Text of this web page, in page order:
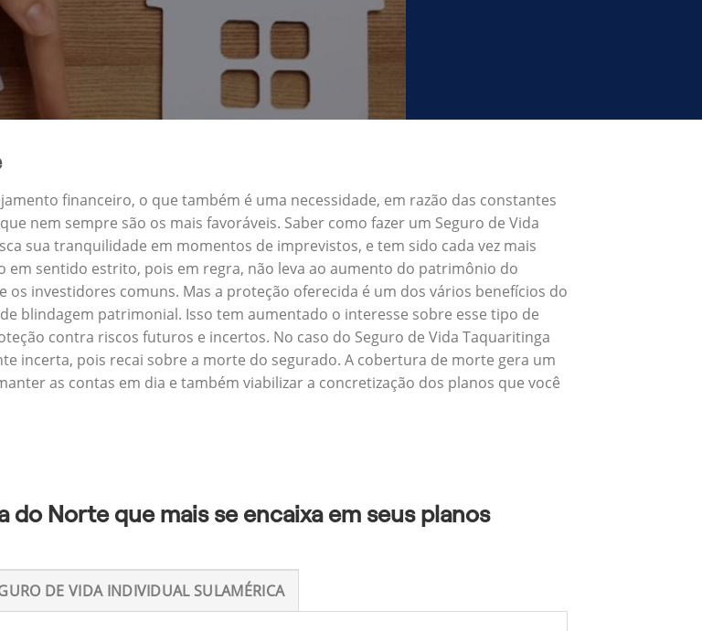
financeiro, o que também é uma necessidade, em razão das constantes
nem sempre são os mais favoráveis. Saber como fazer um Seguro de Vida
sua tranquilidade em momentos de imprevistos, e tem sido cada vez mais
sentido estrito, pois em regra, não leva ao aumento do patrimônio do
investidores comuns. Mas a proteção oferecida é um dos vários benefícios do
blindagem patrimonial. Isso tem aumentado o interesse sobre esse tipo de
contra riscos futuros e incertos. No caso do Seguro de Vida Taquaritinga
incerta, pois recai sobre a morte do segurado. A cobertura de morte gera um
as contas em dia e também viabilizar a concretização dos planos que você
do Norte que mais se encaixa em seus planos
DE VIDA INDIVIDUAL SULAMÉRICA